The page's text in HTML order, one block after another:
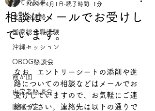
全ての記事
北公会連絡
国家総合職試験
沖縄セッション
OBOG懇談会
霞が関
内定者懇談会
開催予定
相談はメールでお受けし
ています。
2020年4月1日 読了時間: 1分
なお、エントリーシートの添削や進
路についての相談などはメールでお
受けしていますので、お気軽にご連
絡ください。連絡先は以下の通りで